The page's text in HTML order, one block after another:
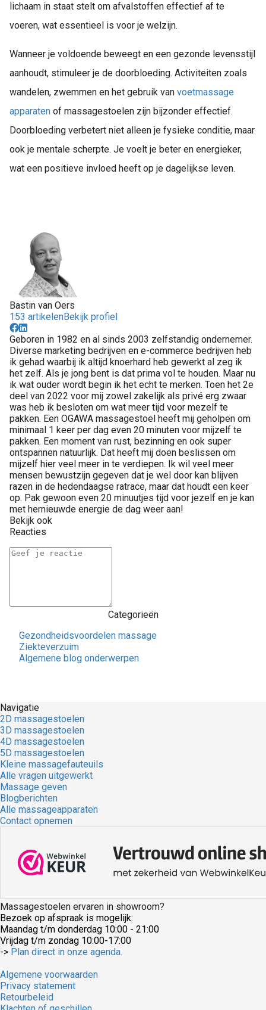
lichaam in staat stelt om afvalstoffen effectief af te
voeren, wat essentieel is voor je welzijn.
Wanneer je voldoende beweegt en een gezonde levensstijl
aanhoudt, stimuleer je de doorbloeding. Activiteiten zoals
wandelen, zwemmen en het gebruik van voetmassage
apparaten of massagestoelen zijn bijzonder effectief.
Doorbloeding verbetert niet alleen je fysieke conditie, maar
ook je mentale scherpte. Je voelt je beter en energieker,
wat een positieve invloed heeft op je dagelijkse leven.
Bastin van Oers
153 artikelenBekijk profiel
Geboren in 1982 en al sinds 2003 zelfstandig ondernemer.
Diverse marketing bedrijven en e-commerce bedrijven heb
ik gehad waarbij ik altijd knoerhard heb gewerkt al zeg ik
het zelf. Als je jong bent is dat prima vol te houden. Maar nu
ik wat ouder wordt begin ik het echt te merken. Toen het 2e
deel van 2022 voor mij zowel zakelijk als privé erg zwaar
was heb ik besloten om wat meer tijd voor mezelf te
pakken. Een OGAWA massagestoel heeft mij geholpen om
minimaal 1 keer per dag even 20 minuten voor mijzelf te
pakken. Een moment van rust, bezinning en ook super
ontspannen natuurlijk. Dat heeft mij doen beslissen om
mijzelf hier veel meer in te verdiepen. Ik wil veel meer
mensen bewustzijn gegeven dat je wel door kan blijven
razen in de hedendaagse ratrace, maar dat houdt een keer
op. Pak gewoon even 20 minuutjes tijd voor jezelf en je kan
met hernieuwde energie de dag weer aan!
Bekijk ook
Reacties
Categorieën
Gezondheidsvoordelen massage
Ziekteverzuim
Algemene blog onderwerpen
Navigatie
2D massagestoelen
3D massagestoelen
4D massagestoelen
5D massagestoelen
Kleine massagefauteuils
Alle vragen uitgewerkt
Massage geven
Blogberichten
Alle massageapparaten
Contact opnemen
Massagestoelen ervaren in showroom?
Bezoek op afspraak is mogelijk:
Maandag t/m donderdag 10:00 - 21:00
Vrijdag t/m zondag 10:00-17:00
-> Plan direct in onze agenda.
Algemene voorwaarden
Privacy statement
Retourbeleid